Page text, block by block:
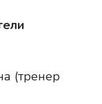
(тренер